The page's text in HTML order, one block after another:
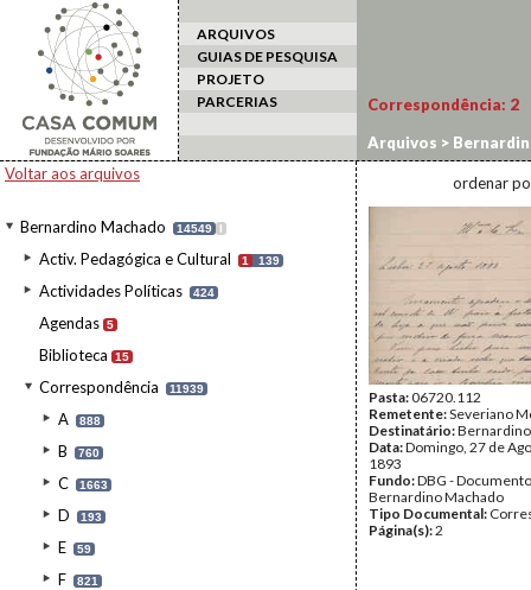
ARQUIVOS
GUIAS DE PESQUISA
PROJETO
PARCERIAS
Voltar aos arquivos
Bernardino Machado 14549 I
Activ. Pedagógica e Cultural 1 139
Actividades Políticas 424
Agendas 5
Biblioteca 15
Correspondência 11939
A 888
B 760
C 1663
D 193
E 59
F 821
Correspondência: 2
Arquivos >
ordenar
Pasta:06720.112
Remetente:Severiano
Destinatário:
Data:Domingo, 27 de
1893
Fundo:DBG -
Bernardino Machado
Tipo Documental:
Página(s):2